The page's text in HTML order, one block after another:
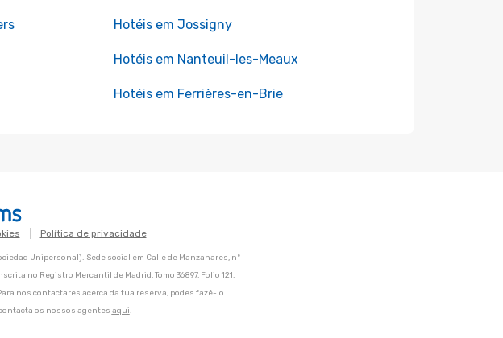
Hotéis em Jossigny
Hotéis em Nanteuil-les-Meaux
Hotéis em Ferrières-en-Brie
Política de privacidade
Unipersonal). Sede social em Calle de Manzanares, nº
no Registro Mercantil de Madrid, Tomo 36897, Folio 121,
nos contactares acerca da tua reserva, podes fazê-lo
os nossos agentes aqui.